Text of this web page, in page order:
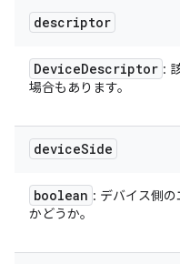
descriptor
DeviceDescriptor :
場合もあります。
deviceSide
boolean : デバイス側
かどうか。